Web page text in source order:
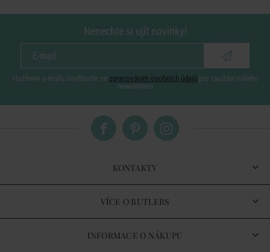
Nenechte si ujít novinky!
vložením e-mailu souhlasíte se zpracováním osobních údajů pro zasílání našeho
newsletteru
KONTAKTY
VÍCE O BUTLERS
INFORMACE O NÁKUPU